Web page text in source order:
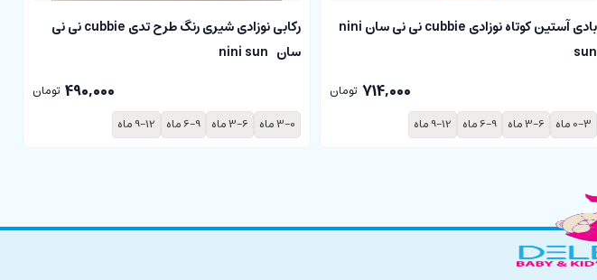
بادی آستین کوتاه نوزادی cubbie نی نی سان nini
sun
714,000 تومان
0-3 ماه
3-6 ماه 6-9 ماه 9-12 ماه
رکابی نوزادی شیری رنگ طرح تدی cubbie نی نی
سان nini sun
490,000 تومان
3-0 ماه
3-6 ماه 6-9 ماه 9-12 ماه